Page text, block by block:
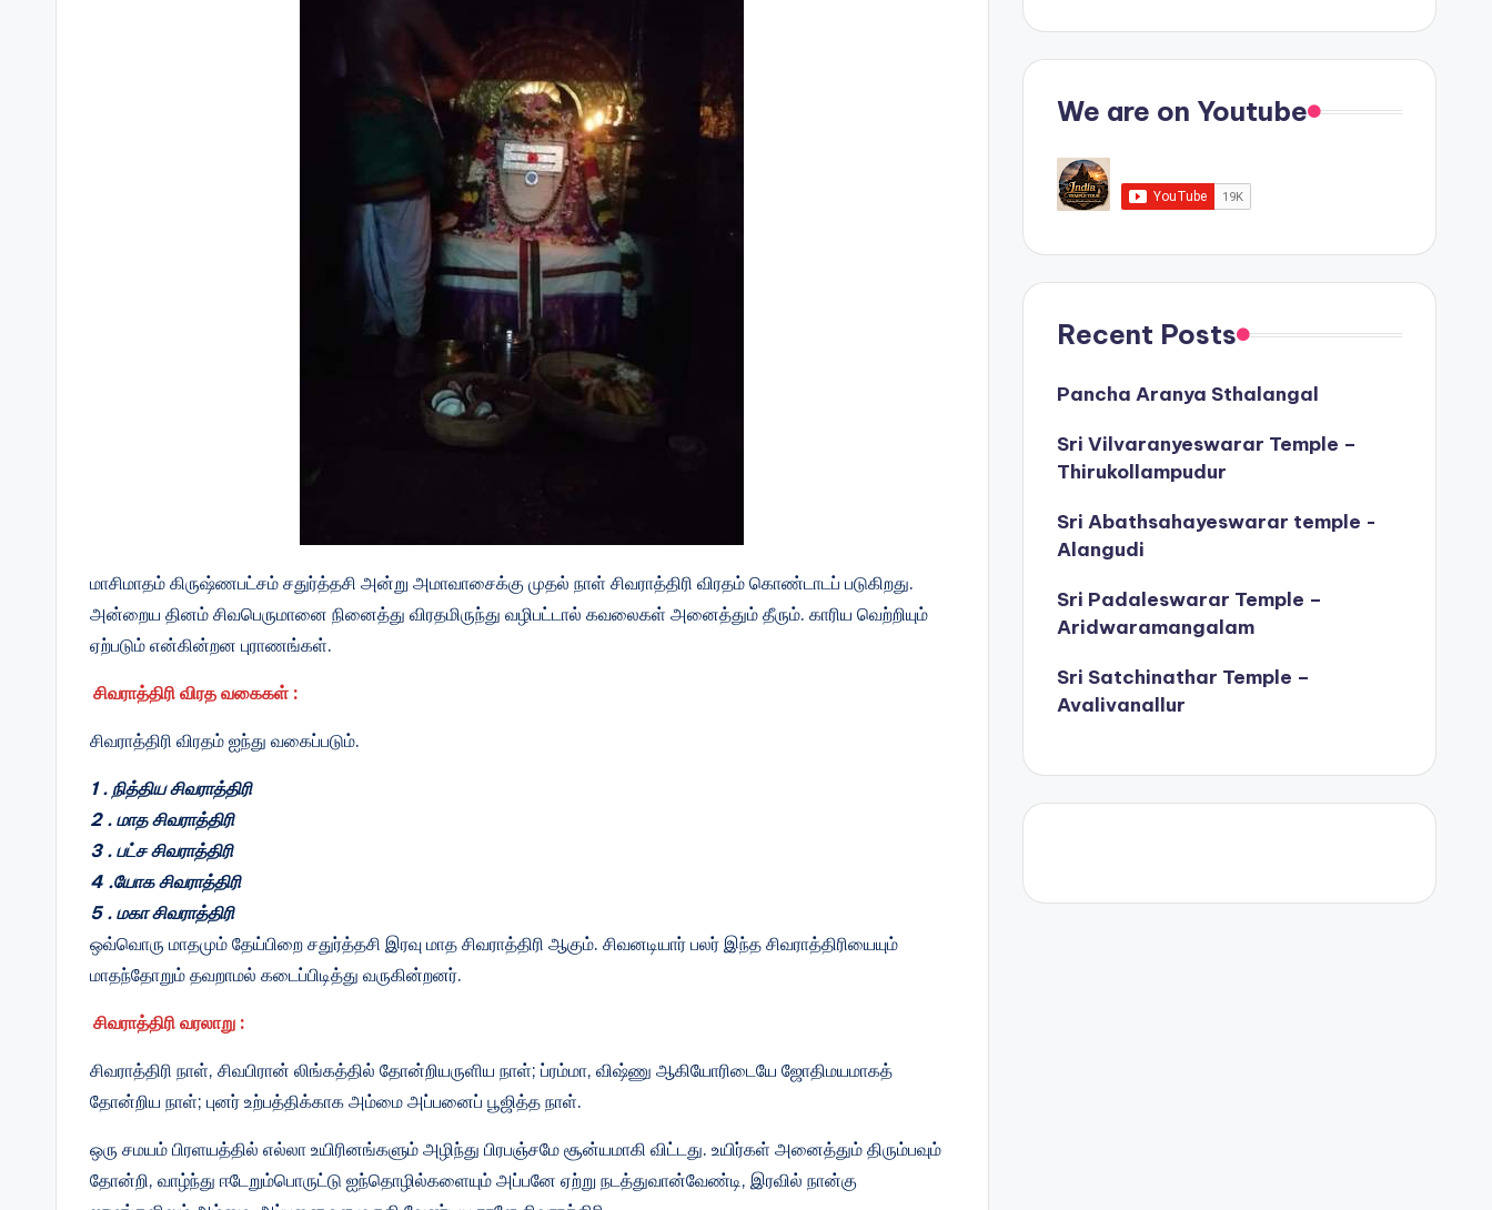
மாசிமாதம் கிருஷ்ணபட்சம் சதுர்த்தசி அன்று அமாவாசைக்கு முதல் நாள் சிவராத்திரி விரதம் கொண்டாடப் படுகிறது.
அன்றைய தினம் சிவபெருமானை நினைத்து விரதமிருந்து வழிபட்டால் கவலைகள் அனைத்தும் தீரும். காரிய வெற்றியும்
ஏற்படும் என்கின்றன புராணங்கள்.
சிவராத்திரி விரத வகைகள் :
சிவராத்திரி விரதம் ஐந்து வகைப்படும்.
1 . நித்திய சிவராத்திரி
2 . மாத சிவராத்திரி
3 . பட்ச சிவராத்திரி
4 .யோக சிவராத்திரி
5 . மகா சிவராத்திரி
ஒவ்வொரு மாதமும் தேய்பிறை சதுர்த்தசி இரவு மாத சிவராத்திரி ஆகும். சிவனடியார் பலர் இந்த சிவராத்திரியையும்
மாதந்தோறும் தவறாமல் கடைப்பிடித்து வருகின்றனர்.
சிவராத்திரி வரலாறு :
சிவராத்திரி நாள், சிவபிரான் லிங்கத்தில் தோன்றியருளிய நாள்; ப்ரம்மா, விஷ்ணு ஆகியோரிடையே ஜோதிமயமாகத்
தோன்றிய நாள்; புனர் உற்பத்திக்காக அம்மை அப்பனைப் பூஜித்த நாள்.
ஒரு சமயம் பிரளயத்தில் எல்லா உயிரினங்களும் அழிந்து பிரபஞ்சமே சூன்யமாகி விட்டது. உயிர்கள் அனைத்தும் திரும்பவும்
தோன்றி, வாழ்ந்து ஈடேறும்பொருட்டு ஐந்தொழில்களையும் அப்பனே ஏற்று நடத்துவான்வேண்டி, இரவில் நான்கு
We are on Youtube
Recent Posts
Pancha Aranya Sthalangal
Sri Vilvaranyeswarar Temple –
Thirukollampudur
Sri Abathsahayeswarar temple -
Alangudi
Sri Padaleswarar Temple –
Aridwaramangalam
Sri Satchinathar Temple –
Avalivanallur